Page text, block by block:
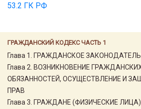
ГРАЖДАНСКИЙ КОДЕКС ЧАСТЬ 1
Глава 1. ГРАЖДАНСКОЕ
Глава 2. ВОЗНИКНОВЕНИЕ
ОБЯЗАННОСТЕЙ, ОСУЩЕСТВЛЕНИЕ И
ПРАВ
Глава 3. ГРАЖДАНЕ (ФИЗИЧЕСКИЕ ЛИЦА)
53.2 ГК РФ